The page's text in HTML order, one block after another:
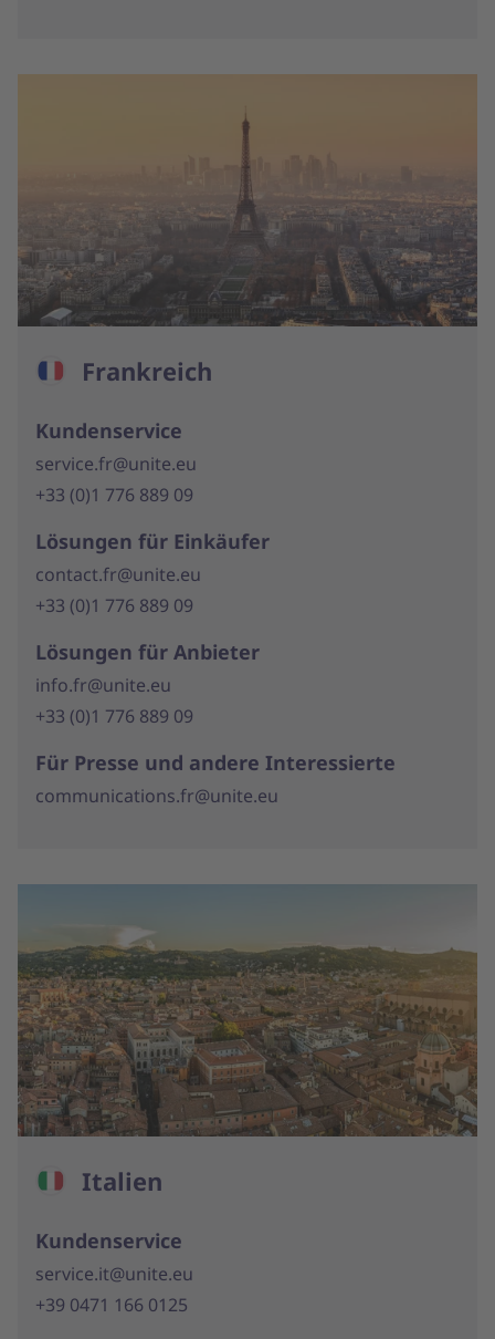
Frankreich
Kundenservice
service.fr@unite.eu
+33 (0)1 776 889 09
Lösungen für Einkäufer
contact.fr@unite.eu
+33 (0)1 776 889 09
Lösungen für Anbieter
info.fr@unite.eu
+33 (0)1 776 889 09
Für Presse und andere Interessierte
communications.fr@unite.eu
Italien
Kundenservice
service.it@unite.eu
+39 0471 166 0125